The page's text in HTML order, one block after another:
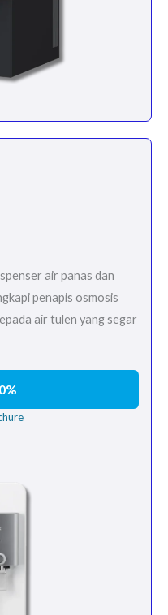
air panas dan
penapis osmosis
air tulen yang segar